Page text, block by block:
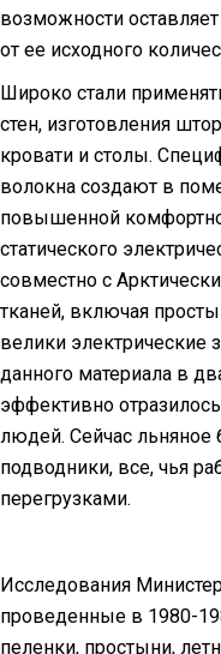
возможности
от ее исходного
Широко стали
стен, изготовления
кровати и столы.
волокна создают в
повышенной
статического
совместно с
тканей, включая
велики электрические
данного материала в
эффективно
людей. Сейчас льняное
подводники, все, чья
перегрузками.
Исследования
проведенные в 1980-
пеленки, простыни,